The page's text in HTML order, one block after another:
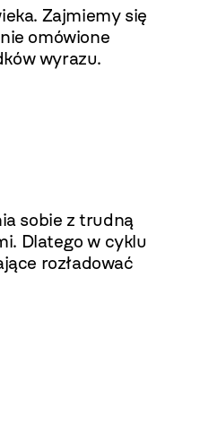
Zajmiemy się
omówione
wyrazu.
sobie z trudną
Dlatego w cyklu
rozładować